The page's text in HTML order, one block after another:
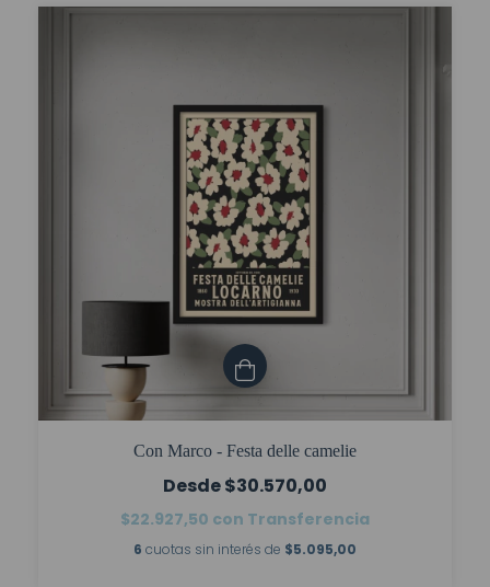
Con Marco - Festa delle camelie
$30.570,00
$22.927,50 con Transferencia
6 cuotas sin interés de $5.095,00